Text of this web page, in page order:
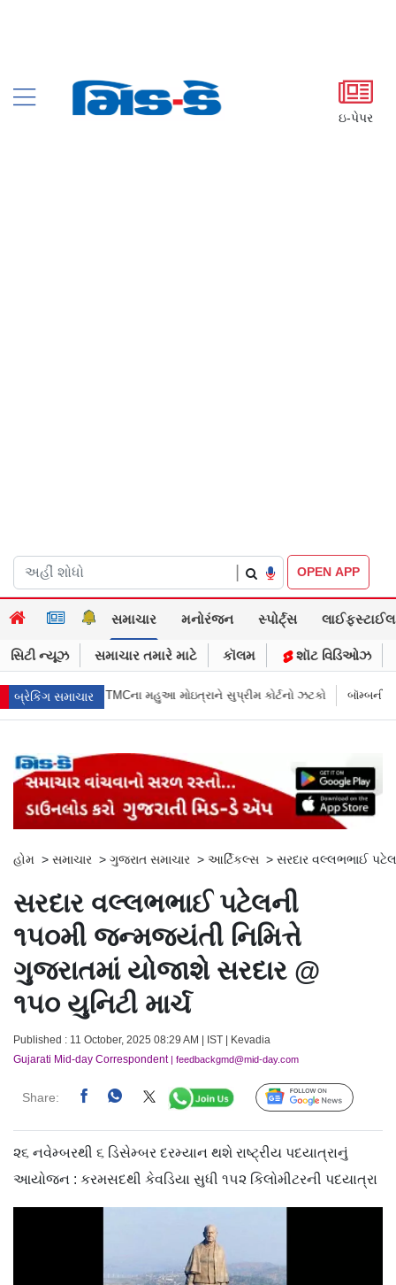
ઇ-પેપર
OPEN APP
સમાચાર મનોરંજન સ્પોર્ટ્સ લાઈફસ્ટાઈલ
સિટી ન્યૂઝ સમાચાર તમારે માટે કૉલમ શૉટ વિડિઓઝ
બ્રેકિંગ સમાચાર
સુપ્રીમ કોર્ટનો ઝટકો બૉમ્બની ધમકી બાદ મુંબઈમાં હાઈ ઍલર્ટ: શહેરની
હોમ > સમાચાર > ગુજરાત સમાચાર > આર્ટિકલ્સ > સરદાર વલ્લભભાઈ
સરદાર વલ્લભભાઈ પટેલની
૧૫૦મી જન્મજયંતી નિમિત્તે
ગુજરાતમાં યોજાશે સરદાર @
૧૫૦ યુનિટી માર્ચ
Published : 11 October, 2025 08:29 AM | IST | Kevadia
Gujarati Mid-day Correspondent| feedbackgmd@mid-day.com
Share: Follow Us
૨૬ નવેમ્બરથી ૬ ડિસેમ્બર દરમ્યાન થશે રાષ્ટ્રીય પદયાત્રાનું
આયોજન : કરમસદથી કેવડિયા સુધી ૧૫૨ કિલોમીટરની પદયાત્રા